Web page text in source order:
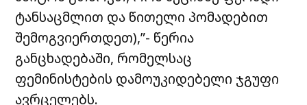
ტანსაცმლით და წითელი პომადებით
შემოგვიერთდეთ),”- წერია
განცხადებაში, რომელსაც
ფემინისტების დამოუკიდებელი ჯგუფი
ავრცელებს.